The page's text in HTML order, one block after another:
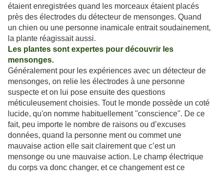
étaient enregistrées quand les morceaux étaient placés
près des électrodes du détecteur de mensonges. Quand
un chien ou une personne inamicale entrait soudainement,
la plante réagissait aussi.
Les plantes sont expertes pour découvrir les
mensonges.
Généralement pour les expériences avec un détecteur de
mensonges, on relie les électrodes à une personne
suspecte et on lui pose ensuite des questions
méticuleusement choisies. Tout le monde possède un coté
lucide, qu'on nomme habituellement ''conscience''. De ce
fait, peu importe le nombre de raisons ou d’excuses
données, quand la personne ment ou commet une
mauvaise action elle sait clairement que c’est un
mensonge ou une mauvaise action. Le champ électrique
du corps va donc changer, et ce changement est ce